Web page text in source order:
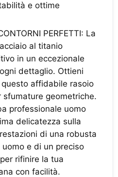
e ottime
PERFETTI: La
al titanio
in un eccezionale
dettaglio. Ottieni
affidabile rasoio
geometriche.
professionale uomo
delicatezza sulla
di una robusta
e di un preciso
rifinire la tua
con facilità.